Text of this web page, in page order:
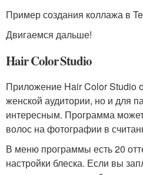
Пример создания коллажа в
Двигаемся дальше!
Hair Color Studio
Приложение Hair Color Studio
женской аудитории, но и для
интересным. Программа
волос на фотографии в
В меню программы есть 20
настройки блеска. Если вы